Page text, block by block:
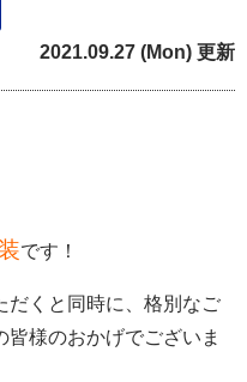
2021.09.27 (Mon) 更新
です！
だくと同時に、格別なご
様のおかげでございま